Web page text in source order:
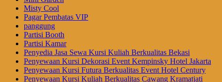
Misty Cool
Pagar Pembatas VIP
panggung
Partisi Booth
Partisi Kamar
Penyedia Jasa Sewa Kursi Kuliah Berkualitas Bekasi
Penyewaan Kursi Dekorasi Event Kempinsky Hotel Jakarta
Penyewaan Kursi Futura Berkualitas Event Hotel Century
Penyewaan Kursi Kuliah Berkualitas Cawang Kramatjati